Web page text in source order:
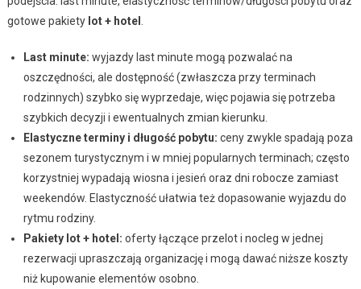
gotowe pakiety lot + hotel
Last minute: wyjazdy last minute mogą pozwalać na
oszczędności, ale dostępność (zwłaszcza przy terminach
rodzinnych) szybko się wyprzedaje, więc pojawia się potrzeba
szybkich decyzji i ewentualnych zmian kierunku.
Elastyczne terminy i długość pobytu: ceny zwykle spadają poza
sezonem turystycznym i w mniej popularnych terminach; często
korzystniej wypadają wiosna i jesień oraz dni robocze zamiast
weekendów. Elastyczność ułatwia też dopasowanie wyjazdu do
rytmu rodziny.
Pakiety lot + hotel: oferty łączące przelot i nocleg w jednej
rezerwacji upraszczają organizację i mogą dawać niższe koszty
niż kupowanie elementów osobno.